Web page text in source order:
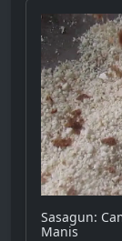
Sasagun:
Manis